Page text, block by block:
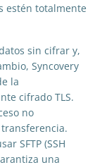
estén totalmente
sin cifrar y,
Syncovery
la
cifrado TLS.
no
SFTP (SSH
una